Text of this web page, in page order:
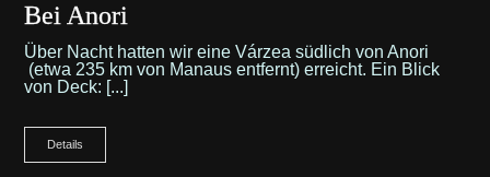
Bei Anori
Über Nacht hatten wir eine Várzea südlich von Anori
(etwa 235 km von Manaus entfernt) erreicht. Ein Blick
von Deck: [...]
Details